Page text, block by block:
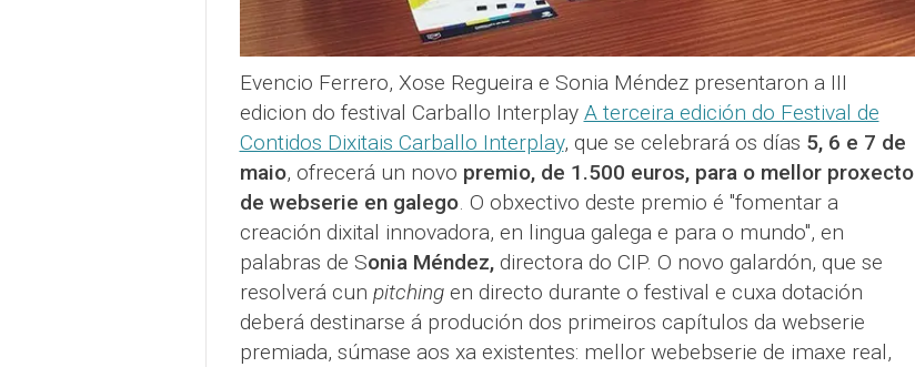
Evencio Ferrero, Xose Regueira e Sonia Méndez presentaron a III
edicion do festival Carballo Interplay A terceira edición do Festival de
Contidos Dixitais Carballo Interplay, que se celebrará os días 5, 6 e 7 de
maio, ofrecerá un novo premio, de 1.500 euros, para o mellor proxecto
de webserie en galego. O obxectivo deste premio é "fomentar a
creación dixital innovadora, en lingua galega e para o mundo", en
palabras de Sonia Méndez,directora do CIP. O novo galardón, que se
resolverá cun pitchingen directo durante o festival e cuxa dotación
deberá destinarse á produción dos primeiros capítulos da webserie
premiada, súmase aos xa existentes: mellor webebserie de imaxe real,